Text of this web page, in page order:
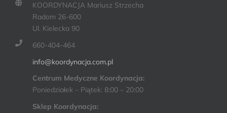
KOORDYNACJA Mariusz Strzecha
Radom 26-600
Ul. Kielecka 90
660-404-464
info@koordynacja.com.pl
Centrum Medyczne Koordynacja:
Poniedziałek – Piątek: 8:00 – 20:00
Sklep Koordynacja: